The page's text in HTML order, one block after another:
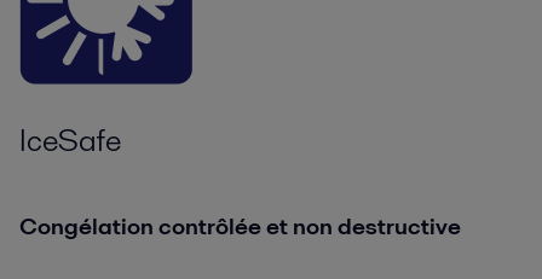
IceSafe
Congélation contrôlée et non destructive